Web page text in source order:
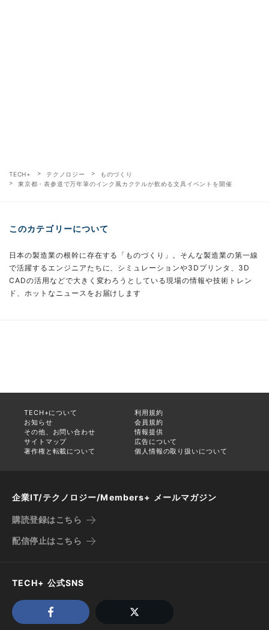
TECH+ テクノロジー
ものづくり
東京都・表参道で万年筆のインク風カクテルが飲める文具イベントを開催
このカテゴリーについて
日本の製造業の根幹に存在する「ものづくり」。そんな製造業の第一線
で活躍するエンジニアたちに、シミュレーションや3Dプリンタ、3D
CADの活用などで大きく変わろうとしている現場の情報や技術トレン
ド、ホットなニュースをお届けします
TECH+について
利用規約
お知らせ
会員規約
その他、お問い合わせ
情報提供
サイトマップ
広告について
著作権と転載について
個人情報の取り扱いについて
企業IT/テクノロジー/Members+ メールマガジン
購読登録はこちら
配信停止はこちら
TECH+ 公式SNS